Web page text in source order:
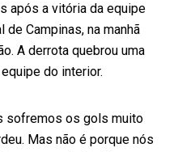
após a vitória da equipe
Campinas, na manhã
A derrota quebrou uma
do interior.
sofremos os gols muito
Mas não é porque nós